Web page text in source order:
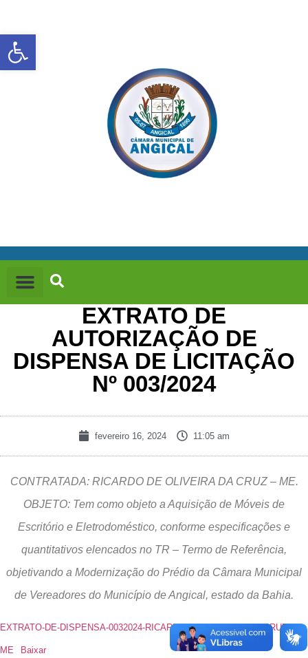
Abrir a barra de ferramentas
EXTRATO DE
AUTORIZAÇÃO DE
DISPENSA DE LICITAÇÃO
Nº 003/2024
fevereiro 16, 2024 11:05 am
CONTRATADA: RICARDO DE OLIVEIRA DA CRUZ – ME.
OBJETO: Tem como objeto a Aquisição de Móveis de
Escritório e Eletrodoméstico, conforme especificações e
quantitativos elencados no TR – Termo de Referência,
objetivando a Modernização do Prédio da Câmara Municipal
de Vereadores do Município de Angical, estado da Bahia.
EXTRATO-DE-DISPENSA-0032024-RICARDO-DE-OLIVEIRA-DA-CRUZ-
ME Baixar